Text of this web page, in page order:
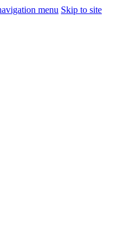
menu Skip to site